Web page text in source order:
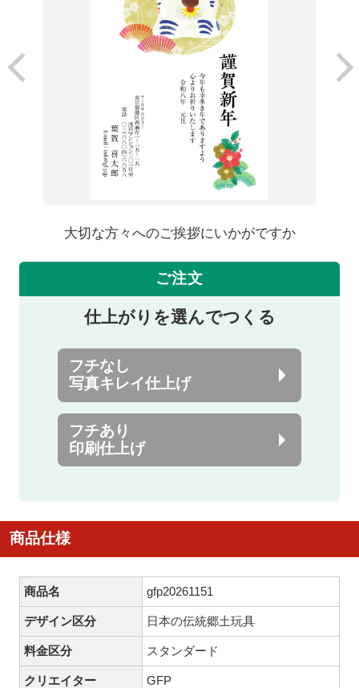
大切な方々へのご挨拶にいかがですか
ご注文
仕上がりを選んでつくる
フチなし
写真キレイ仕上げ
フチあり
印刷仕上げ
商品仕様
商品名 gfp20261151
デザイン区分 日本の伝統郷土玩具
料金区分 スタンダード
クリエイター GFP